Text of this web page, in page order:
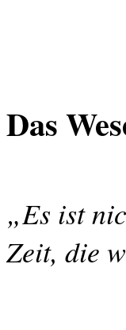
Das
„Es ist
Zeit, die